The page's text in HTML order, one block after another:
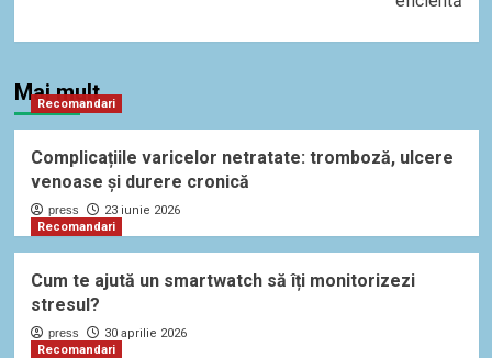
Mai mult
Recomandari
Complicațiile varicelor netratate: tromboză, ulcere
venoase și durere cronică
press
23 iunie 2026
Recomandari
Cum te ajută un smartwatch să îți monitorizezi
stresul?
press
30 aprilie 2026
Recomandari